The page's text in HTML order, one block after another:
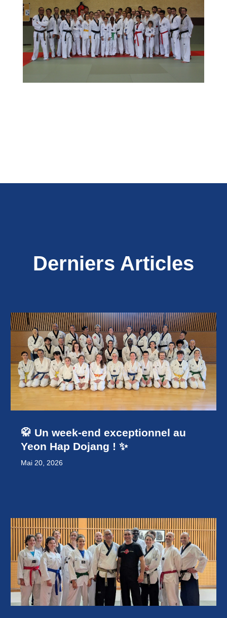
Derniers Articles
🥋 Un week-end exceptionnel au
Yeon Hap Dojang ! ✨
Mai 20, 2026